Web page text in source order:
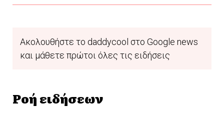
Ακολουθήστε το daddycool στο Google news
και μάθετε πρώτοι όλες τις ειδήσεις
Ροή ειδήσεων